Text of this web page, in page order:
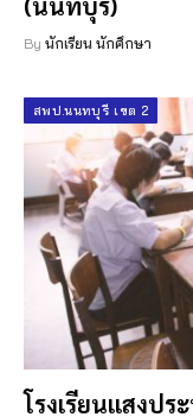
By นักเรียน นักศึกษา
สพป.นนทบุรี เขต 2
โรงเรียนแสงป